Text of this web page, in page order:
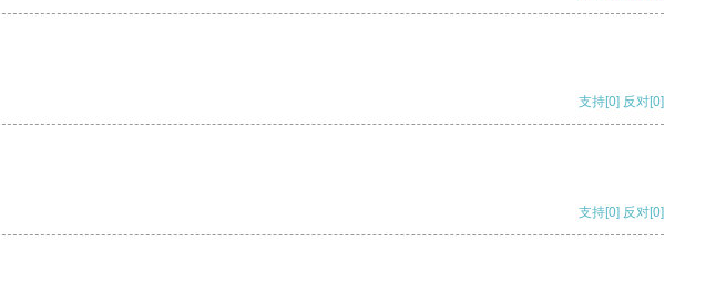
支持[0] 反对[0]
支持[0] 反对[0]